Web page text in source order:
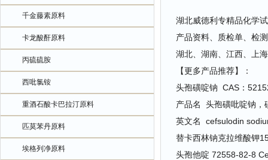
千金藤素原料
卡龙酸酐原料
丙硫硫胺
西吡氯铵
重酒石酸卡巴拉汀原料
匹莫苯丹原料
埃格列净原料
湖北威德利专精品化学
产品资料、质检单、检
湖北、湖南、江西、上
【更多产品推荐】：
头孢磺啶钠 CAS：
产品名 头孢磺吡啶钠，
英文名 cefsulodin
替卡西林钠克拉维酸钾
头孢他啶 72558-82-8